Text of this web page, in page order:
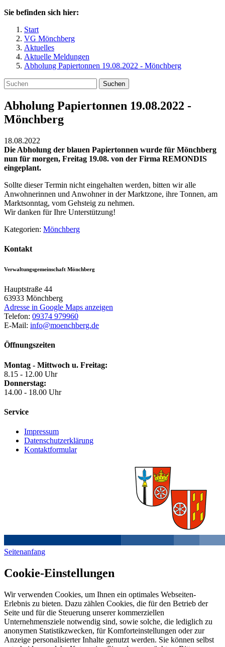
Sie befinden sich hier:
Start
VG Mönchberg
Aktuelles
Aktuelle Meldungen
Abholung Papiertonnen 19.08.2022 - Mönchberg
Suchen
Abholung Papiertonnen 19.08.2022 -
Mönchberg
18.08.2022
Die Abholung der blauen Papiertonnen wurde für Mönchberg
nun für morgen, Freitag 19.08. von der Firma REMONDIS
eingeplant.
Sollte dieser Termin nicht eingehalten werden, bitten wir alle
Anwohnerinnen und Anwohner in der Marktzone, ihre Tonnen, am
Marktsonntag, vom Gehsteig zu nehmen.
Wir danken für Ihre Unterstützung!
Kategorien: Mönchberg
Kontakt
Verwaltungsgemeinschaft Mönchberg
Hauptstraße 44
63933 Mönchberg
Adresse in Google Maps anzeigen
Telefon: 09374 979960
E-Mail: info@moenchberg.de
Öffnungszeiten
Montag - Mittwoch u. Freitag:
8.15 - 12.00 Uhr
Donnerstag:
14.00 - 18.00 Uhr
Service
Impressum
Datenschutzerklärung
Kontaktformular
Seitenanfang
Cookie-Einstellungen
Wir verwenden Cookies, um Ihnen ein optimales Webseiten-
Erlebnis zu bieten. Dazu zählen Cookies, die für den Betrieb der
Seite und für die Steuerung unserer kommerziellen
Unternehmensziele notwendig sind, sowie solche, die lediglich zu
anonymen Statistikzwecken, für Komforteinstellungen oder zur
Anzeige personalisierter Inhalte genutzt werden. Sie können selbst